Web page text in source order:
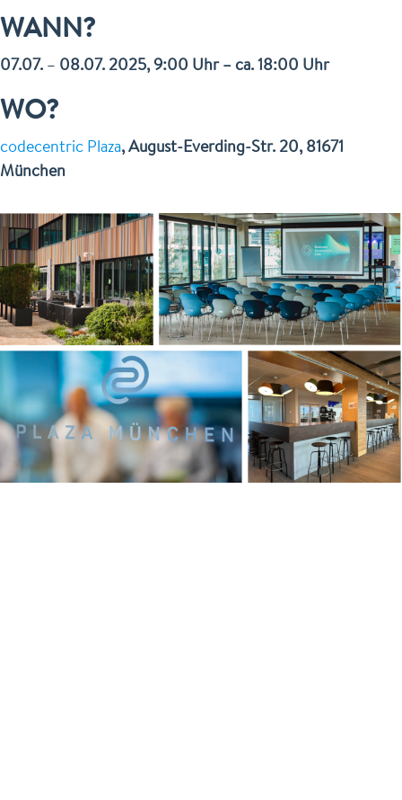
WANN?
07.07. – 08.07. 2025, 9:00 Uhr – ca. 18:00 Uhr
WO?
codecentric Plaza, August-Everding-Str. 20, 81671
München